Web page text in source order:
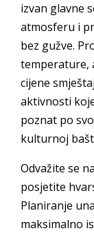
izvan glavne
atmosferu i
bez gužve.
temperature,
cijene
aktivnosti
poznat po
kulturnoj
Odvažite se
posjetite
Planiranje
maksimalno